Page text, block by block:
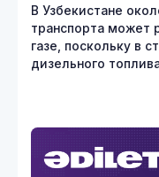
В Узбекистане
транспорта может
газе, поскольку в
дизельного